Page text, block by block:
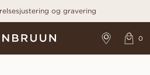
og gravering